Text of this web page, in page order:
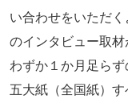
い合わせをいただ
のインタビュー取材
わずか１か月足ら
五大紙（全国紙）